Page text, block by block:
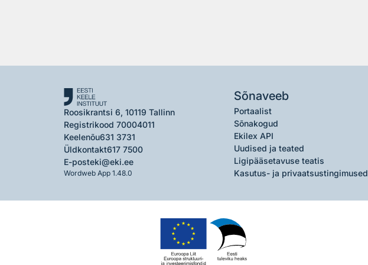
Roosikrantsi 6, 10119 Tallinn
Registrikood 70004011
Keelenõu631 3731
Üldkontakt617 7500
E-posteki@eki.ee
Wordweb App 1.48.0
Sõnaveeb
Portaalist
Sõnakogud
Ekilex API
Uudised ja teated
Ligipääsetavuse teatis
Kasutus- ja privaatsustingimused